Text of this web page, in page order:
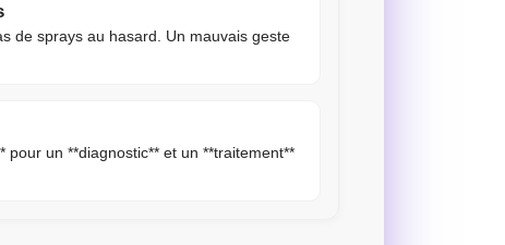
de sprays au hasard. Un mauvais geste
pour un **diagnostic** et un **traitement**